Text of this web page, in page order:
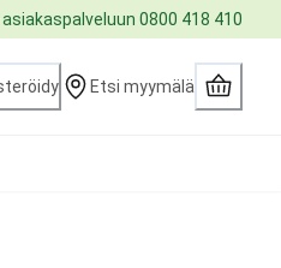
0800 418 410
Etsi myymälä